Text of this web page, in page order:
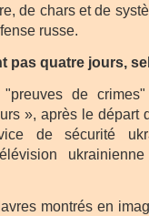
de chars et de
russe.
pas quatre jours,
de
», après le départ
de sécurité
montrés en